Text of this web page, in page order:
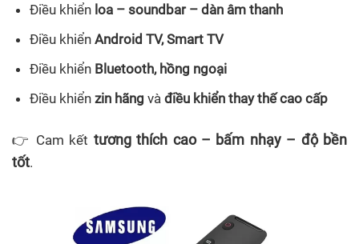
Điều khiển loa – soundbar – dàn âm thanh
Điều khiểnAndroid TV, Smart TV
Điều khiển Bluetooth, hồng ngoại
Điều khiểnzin hãng vàđiều khiển thay thế cao cấp
👉 Cam kết tương thích cao – bấm nhạy – độ bền
tốt.